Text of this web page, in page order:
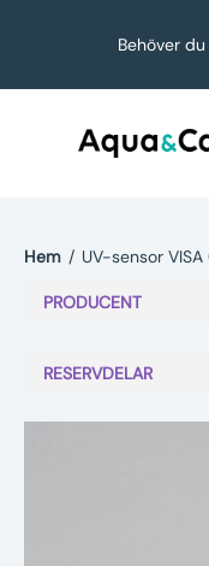
Behöver
Hem / UV-sensor
PRODUCENT
RESERVDELAR